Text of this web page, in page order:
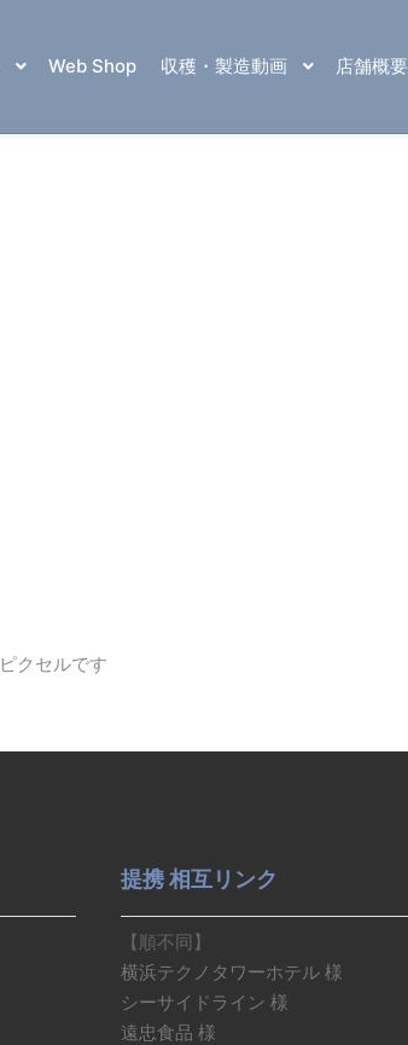
Web Shop 収穫・製造動画 店舗概要
ピクセルです
提携 相互リンク
【順不同】
横浜テクノタワーホテル 様
シーサイドライン 様
遠忠食品 様